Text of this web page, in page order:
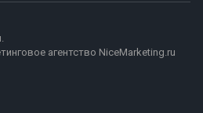
агентство NiceMarketing.ru